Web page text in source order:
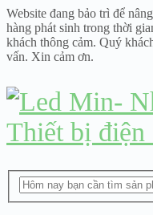
Website đang bảo trì để
hàng phát sinh trong thời
khách thông cảm. Quý
vấn. Xin cảm ơn.